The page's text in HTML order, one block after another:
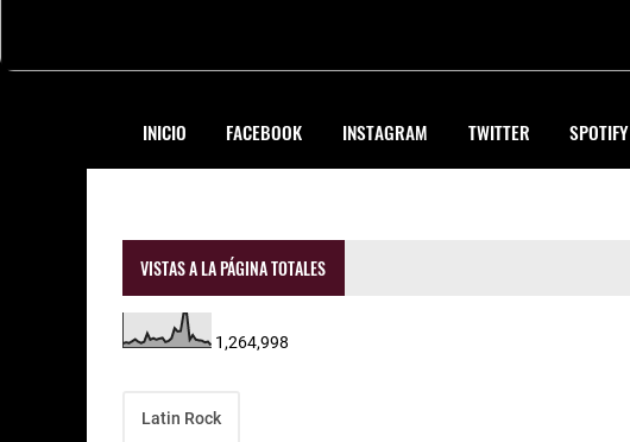
INICIO FACEBOOK INSTAGRAM TWITTER SPOTIFY
VISTAS A LA PÁGINA TOTALES
1,264,998
Latin Rock